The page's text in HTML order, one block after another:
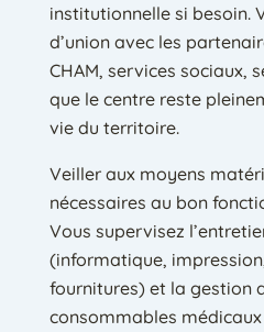
institutionnelle si besoin.
d’union avec les
CHAM, services sociaux,
que le centre reste
vie du territoire.
Veiller aux moyens
nécessaires au bon
Vous supervisez
(informatique,
fournitures) et la gestion
consommables